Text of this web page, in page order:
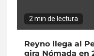
2 min de lectura
Reyno llega al
gira Nómada en